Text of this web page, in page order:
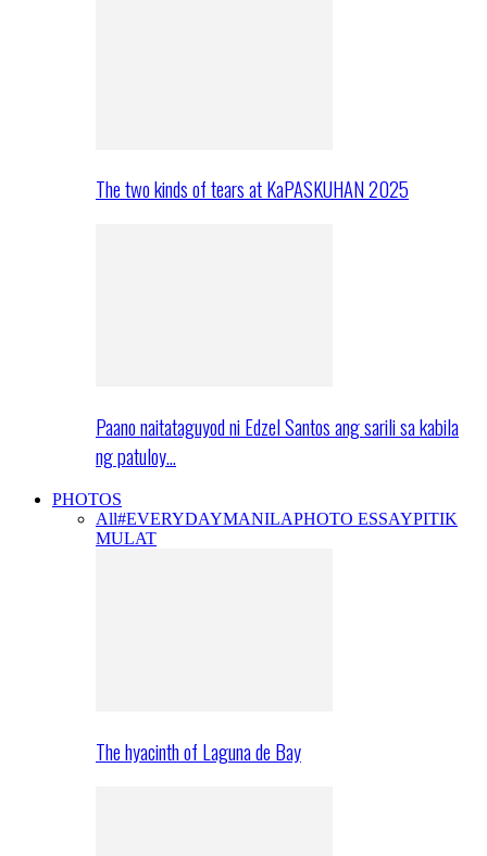
The two kinds of tears at KaPASKUHAN 2025
Paano naitataguyod ni Edzel Santos ang sarili sa kabila
ng patuloy…
PHOTOS
All#EVERYDAYMANILAPHOTO ESSAYPITIK
MULAT
The hyacinth of Laguna de Bay